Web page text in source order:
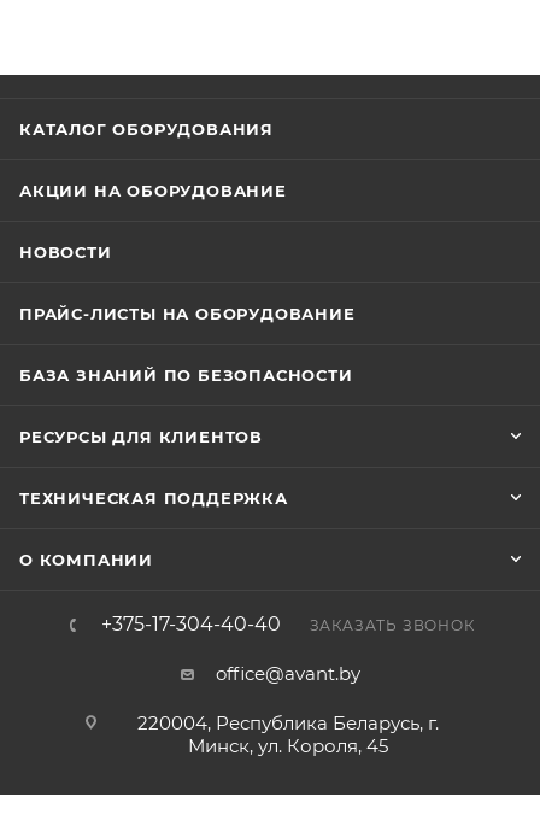
КАТАЛОГ ОБОРУДОВАНИЯ
АКЦИИ НА ОБОРУДОВАНИЕ
НОВОСТИ
ПРАЙС-ЛИСТЫ НА ОБОРУДОВАНИЕ
БАЗА ЗНАНИЙ ПО БЕЗОПАСНОСТИ
РЕСУРСЫ ДЛЯ КЛИЕНТОВ
ТЕХНИЧЕСКАЯ ПОДДЕРЖКА
О КОМПАНИИ
+375-17-304-40-40 ЗАКАЗАТЬ ЗВОНОК
office@avant.by
220004, Республика Беларусь, г.
Минск, ул. Короля, 45